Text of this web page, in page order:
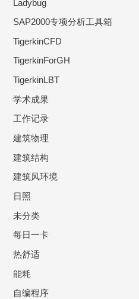
Ladybug
SAP2000专项分析工具箱
TigerkinCFD
TigerkinForGH
TigerkinLBT
学术成果
工作记录
建筑物理
建筑结构
建筑风环境
日照
未分类
每日一卡
热舒适
能耗
自编程序